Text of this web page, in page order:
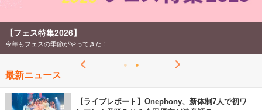
【フェス特集2026】
今年もフェスの季節がやってきた！
最新ニュース
【ライブレポート】Onephony、新体制7人で初ワ